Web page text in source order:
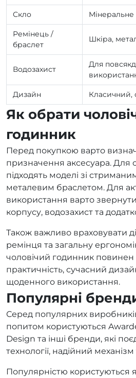
Скло Мінеральне
Ремінець /
браслет
Шкіра,
Водозахист
Для
Дизайн Класичний,
Як обрати
годинник
Перед покупкою варто
призначення аксесуара. Для
підходять моделі зі
металевим браслетом. Для
використання варто звернути
корпусу, водозахист та
Також важливо враховувати
ремінця та загальну
чоловічий годинник повинен
практичність, сучасний
щоденного використання.
Популярні
Серед популярних
попитом користуються
Design та інші бренди, які
технології, надійний механізм
Популярністю користуються